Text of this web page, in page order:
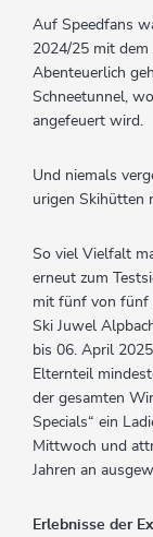
Auf Speedfans
2024/25 mit dem
Abenteuerlich
Schneetunnel,
angefeuert wird.
Und niemals
urigen Skihütten
So viel Vielfalt
erneut zum
mit fünf von fünf
Ski Juwel
bis 06. April
Elternteil
der gesamten
Specials“ ein
Mittwoch und
Jahren an
Erlebnisse der